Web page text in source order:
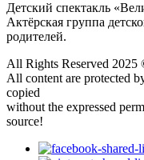
Детский спектакль
Актёрская группа
родителей.
All Rights Reserved 2025
All content are protected
copied
without the expressed
source!